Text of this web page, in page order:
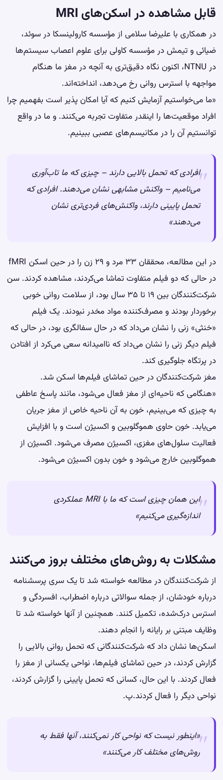
قابل مشاهده در اسکن‌های MRI
در همکاری با علیرضا سلامی از مؤسسه کارولینسکا در سوئد،
ضیائی و تیمش در مؤسسه کاولی برای علوم اعصاب سیستم‌ها
در NTNU، اکنون نگاه دقیق‌تری به آنچه در مغز ما هنگام
مواجهه با استرس روانی رخ می‌دهد، انداخته‌اند.
«ما می‌خواستیم آزمایش کنیم که آیا امکان پذیر است بفهمیم چرا
افراد موقعیت‌ها را اینقدر متفاوت تجربه می‌کنند. و ما در واقع
توانستیم آن را در مکانیسم‌های عصبی ببینیم.
افرادی که تحمل بالایی دارند – چیزی که ما تاب‌آوری
می‌نامیم – واکنش مشابهی نشان می‌دهند. افرادی که
تحمل پایینی دارند، واکنش‌های فردی‌تری نشان
می‌دهند»
در این مطالعه، محققان ۳۳ مرد و ۲۹ زن را در حین اسکن fMRI
در حالی که دو فیلم متفاوت تماشا می‌کردند، مشاهده کردند. سن
شرکت‌کنندگان بین ۱۹ تا ۳۵ سال بود، از سلامت روانی خوبی
برخوردار بودند و مصرف‌کننده مواد مخدر نبودند. یک فیلم
«خنثی» زنی را نشان می‌داد که در حال سفالگری بود، در حالی که
فیلم دیگر زنی را نشان می‌داد که ناامیدانه سعی می‌کرد از افتادن
در پرتگاه جلوگیری کند.
مغز شرکت‌کنندگان در حین تماشای فیلم‌ها اسکن شد.
«هنگامی که ناحیه‌ای از مغز فعال می‌شود، مانند پاسخ عاطفی
به چیزی که می‌بینیم، خون به آن ناحیه خاص از مغز جریان
می‌یابد. خون حاوی هموگلوبین و اکسیژن است و با افزایش
فعالیت سلول‌های مغزی، اکسیژن مصرف می‌شود. اکسیژن از
هموگلوبین خارج می‌شود و خون بدون اکسیژن می‌شود.
این همان چیزی است که ما با MRI عملکردی
اندازه‌گیری می‌کنیم»
مشکلات به روش‌های مختلف بروز می‌کنند
از شرکت‌کنندگان در مطالعه خواسته شد تا یک سری پرسشنامه
درباره خودشان، از جمله سوالاتی درباره اضطراب، افسردگی و
استرس درک‌شده، تکمیل کنند. همچنین از آنها خواسته شد تا
وظایف مبتنی بر رایانه را انجام دهند.
اسکن‌ها نشان داد که شرکت‌کنندگانی که تحمل روانی بالایی را
گزارش کردند، در حین تماشای فیلم‌ها، نواحی یکسانی از مغز را
فعال کردند. با این حال، کسانی که تحمل پایینی را گزارش کردند،
نواحی دیگر را فعال کردند.پ.
«اینطور نیست که نواحی کار نمی‌کنند، آنها فقط به
روش‌های مختلف کار می‌کنند»